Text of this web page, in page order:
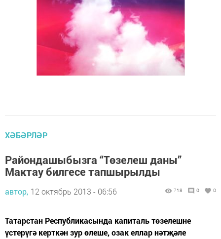
ХӘБӘРЛӘР
Райондашыбызга “Төзелеш даны”
Мактау билгесе тапшырылды
автор, 12 октябрь 2013 - 06:56 718 0 0
Татарстан Республикасында капиталь төзелешне
үстерүгә керткән зур өлеше, озак еллар нәтҗәле